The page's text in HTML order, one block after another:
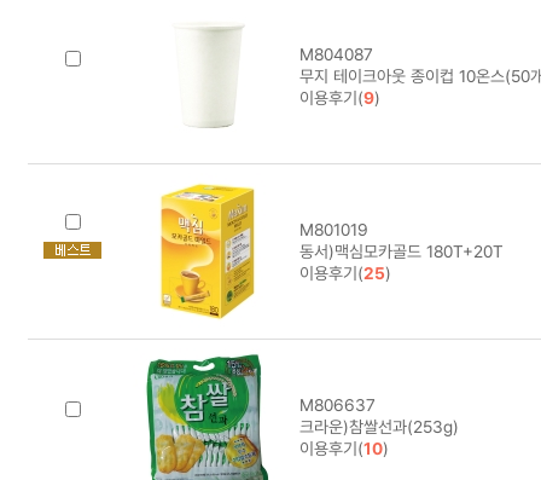
M804087
무지 테이크아웃 종이컵 10온스(50
이용후기(9)
M801019
동서)맥심모카골드 180T+20T
이용후기(25)
M806637
크라운)참쌀선과(253g)
이용후기(10)